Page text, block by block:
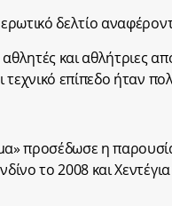
δελτίο
και αθλήτριες
τεχνικό επίπεδο ήταν
προσέδωσε η
το 2008 και